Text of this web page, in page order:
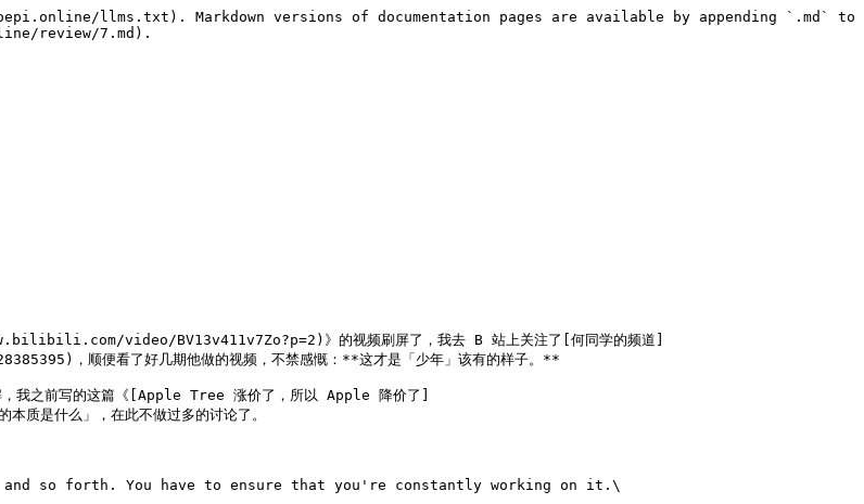
llms.txt). Markdown versions of documentation pages are available by appending `.md` to
review/7.md).
video/BV13v411v7Zo?p=2)》的视频刷屏了，我去 B 站上关注了[何同学的频道]
顺便看了好几期他做的视频，不禁感慨：**这才是「少年」该有的样子。**
，我之前写的这篇《[Apple Tree 涨价了，所以 Apple 降价了]
什么」，在此不做过多的讨论了。
so forth. You have to ensure that you're constantly working on it.\